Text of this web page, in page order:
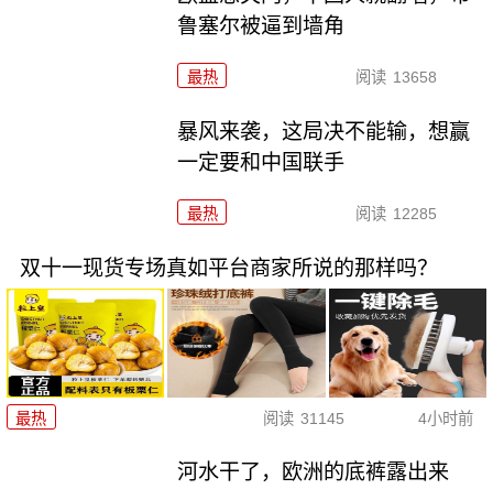
鲁塞尔被逼到墙角
最热 阅读 13658
暴风来袭，这局决不能输，想赢
一定要和中国联手
最热 阅读 12285
双十一现货专场真如平台商家所说的那样吗？
最热 阅读 31145 4小时前
河水干了，欧洲的底裤露出来